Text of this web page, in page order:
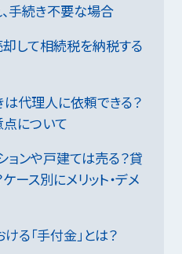
手続き不要な場合
して相続税を納税する
代理人に依頼できる？
について
ョンや戸建ては売る？貸
ース別にメリット・デメ
る「手付金」とは？